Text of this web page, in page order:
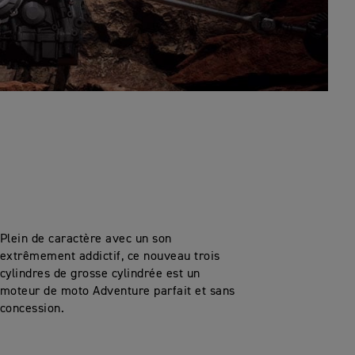
Plein de caractère avec un son
extrêmement addictif, ce nouveau trois
cylindres de grosse cylindrée est un
moteur de moto Adventure parfait et sans
concession.